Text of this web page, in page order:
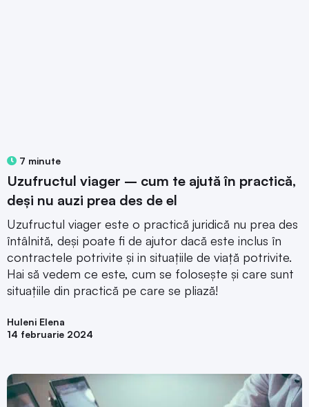
7 minute
Uzufructul viager – cum te ajută în practică,
deși nu auzi prea des de el
Uzufructul viager este o practică juridică nu prea des
întâlnită, deși poate fi de ajutor dacă este inclus în
contractele potrivite și in situațiile de viață potrivite.
Hai să vedem ce este, cum se folosește și care sunt
situațiile din practică pe care se pliază!
Huleni Elena
14 februarie 2024